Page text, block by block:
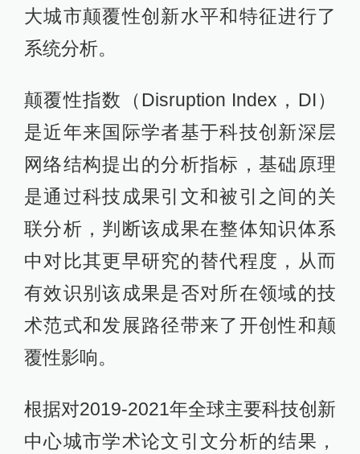
大城市颠覆性创新水平和特征进行了
系统分析。
颠覆性指数（Disruption Index，DI）
是近年来国际学者基于科技创新深层
网络结构提出的分析指标，基础原理
是通过科技成果引文和被引之间的关
联分析，判断该成果在整体知识体系
中对比其更早研究的替代程度，从而
有效识别该成果是否对所在领域的技
术范式和发展路径带来了开创性和颠
覆性影响。
根据对2019-2021年全球主要科技创新
中心城市学术论文引文分析的结果，